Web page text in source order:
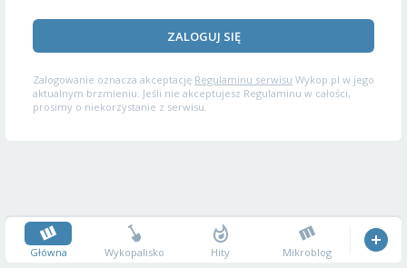
ZALOGUJ SIĘ
Zalogowanie oznacza akceptację Regulaminu serwisu Wykop.pl w jego
aktualnym brzmieniu. Jeśli nie akceptujesz Regulaminu w całości,
prosimy o niekorzystanie z serwisu.
Główna Wykopalisko Hity Mikroblog